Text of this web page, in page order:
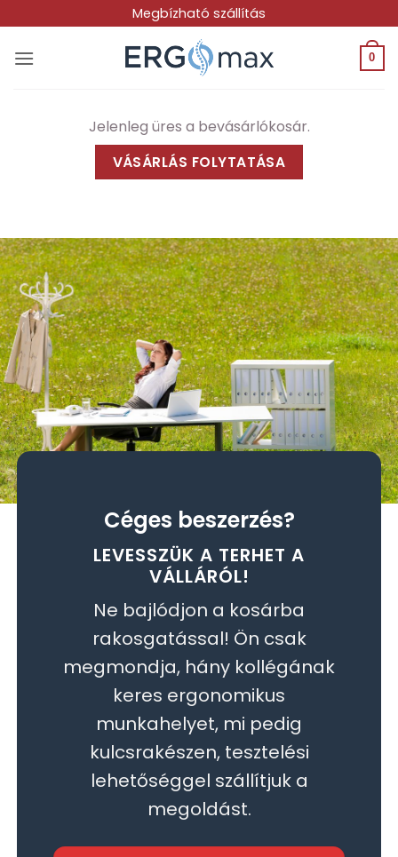
to
content
Megbízható szállítás
0
Jelenleg üres a bevásárlókosár.
VÁSÁRLÁS FOLYTATÁSA
Céges beszerzés?
LEVESSZÜK A TERHET A
VÁLLÁRÓL!
Ne bajlódjon a kosárba
rakosgatással! Ön csak
megmondja, hány kollégának
keres ergonomikus
munkahelyet, mi pedig
kulcsrakészen, tesztelési
lehetőséggel szállítjuk a
megoldást.